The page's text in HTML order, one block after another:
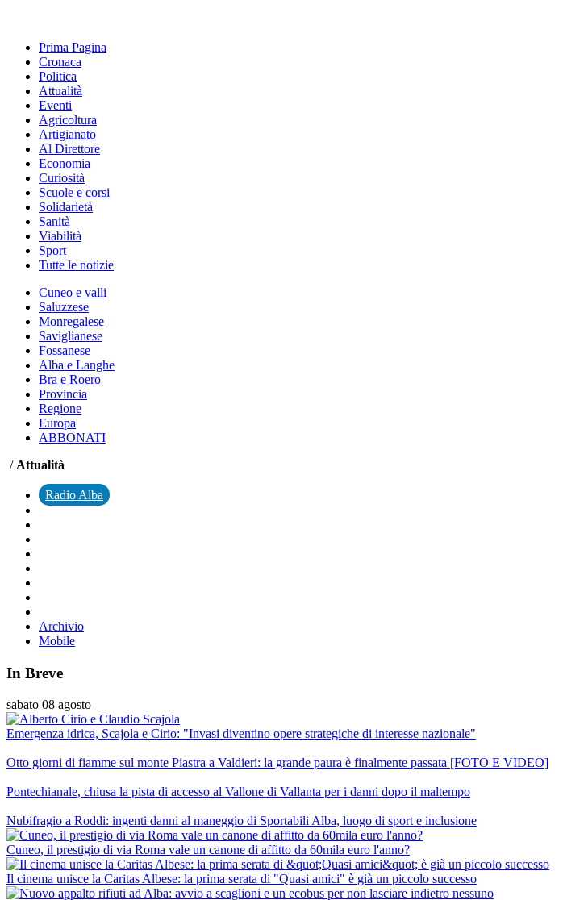
Prima Pagina
Cronaca
Politica
Attualità
Eventi
Agricoltura
Artigianato
Al Direttore
Economia
Curiosità
Scuole e corsi
Solidarietà
Sanità
Viabilità
Sport
Tutte le notizie
Cuneo e valli
Saluzzese
Monregalese
Saviglianese
Fossanese
Alba e Langhe
Bra e Roero
Provincia
Regione
Europa
ABBONATI
/ Attualità
Radio Alba
Archivio
Mobile
In Breve
sabato 08 agosto
Emergenza idrica, Scajola e Cirio: "Invasi diventino opere strategiche di interesse nazionale"
Otto giorni di fiamme sul monte Piastra a Valdieri: la grande paura è finalmente passata [FOTO E VIDEO]
Pontechianale, chiusa la pista di accesso al Vallone di Vallanta per i danni dopo il maltempo
Nubifragio a Roddi: ingenti danni al maneggio di Sportabili Alba, luogo di sport e inclusione
Cuneo, il prestigio di via Roma vale un canone di affitto da 60mila euro l'anno?
Il cinema unisce la Caritas Albese: la prima serata di "Quasi amici" è già un piccolo successo